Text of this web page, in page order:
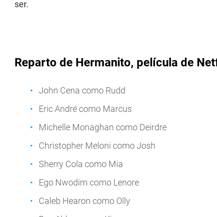
ser.
Reparto de Hermanito, película de
John Cena como Rudd
Eric André como Marcus
Michelle Monaghan como Deirdre
Christopher Meloni como Josh
Sherry Cola como Mia
Ego Nwodim como Lenore
Caleb Hearon como Olly